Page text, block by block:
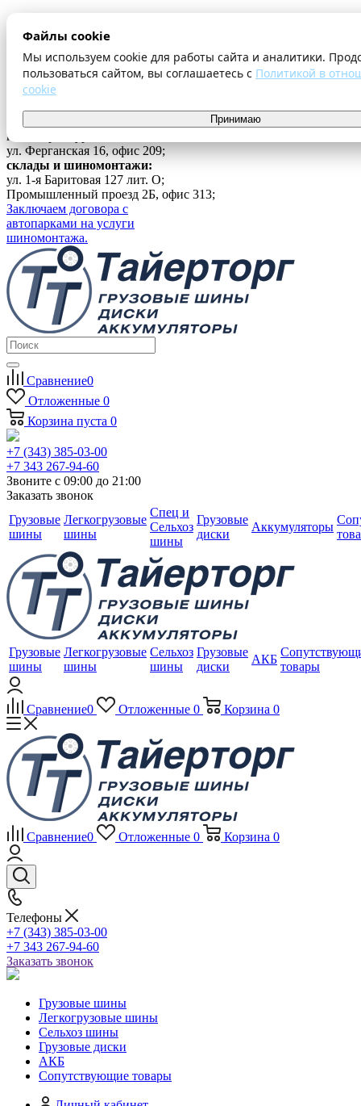
Файлы cookie
Мы используем cookie для работы сайта и аналитики.
пользоваться сайтом, вы соглашаетесь с Политикой в
cookie
Принимаю
Оплата и доставка
Шиномонтаж
Контакты
...
г. Екатеринбург
ул. Ферганская 16, офис 209;
склады и шиномонтажи:
ул. 1-я Баритовая 127 лит. О;
Промышленный проезд 2Б, офис 313;
Заключаем договора с
автопарками на услуги
шиномонтажа.
Сравнение0
Отложенные 0
Корзина пуста 0
+7 (343) 385-03-00
+7 343 267-94-60
Звоните с 09:00 до 21:00
Заказать звонок
Грузовые
шины
Легкогрузовые
шины
Спец и
Сельхоз
шины
Грузовые
диски
Аккумуляторы
Грузовые
шины
Легкогрузовые
шины
Сельхоз
шины
Грузовые
диски
АКБ
товары
Сравнение0 Отложенные 0 Корзина 0
Сравнение0 Отложенные 0 Корзина 0
Телефоны
+7 (343) 385-03-00
+7 343 267-94-60
Заказать звонок
Грузовые шины
Легкогрузовые шины
Сельхоз шины
Грузовые диски
АКБ
Сопутствующие товары